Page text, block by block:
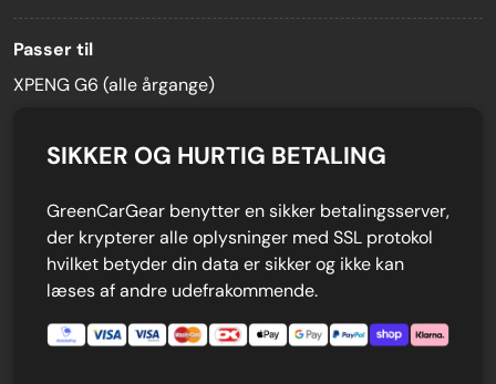
Passer til
XPENG G6 (alle årgange)
SIKKER OG HURTIG BETALING
GreenCarGear benytter en sikker betalingsserver,
der krypterer alle oplysninger med SSL protokol
hvilket betyder din data er sikker og ikke kan
læses af andre udefrakommende.